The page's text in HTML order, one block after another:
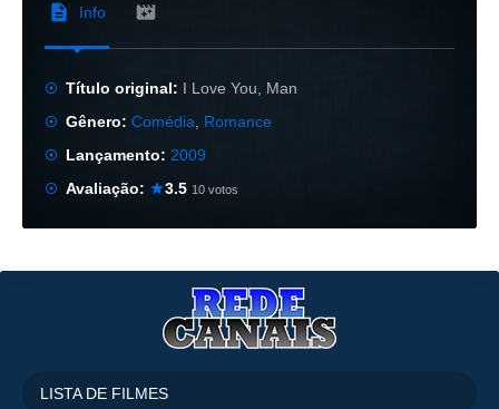
Info
Título original: I Love You, Man
Gênero:Comédia
Romance
Lançamento: 2009
Avaliação:
3.5 10 votos
LISTA DE FILMES